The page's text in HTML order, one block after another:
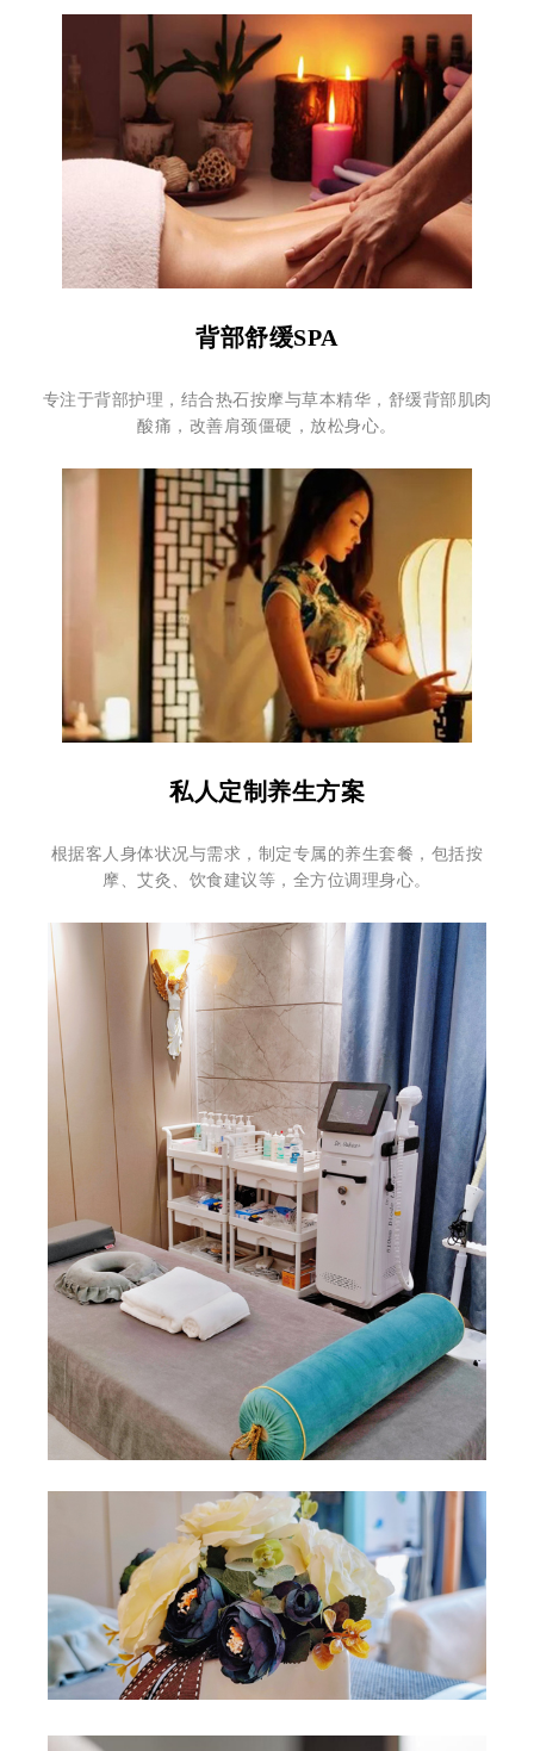
背部舒缓SPA
专注于背部护理，结合热石按摩与草本精华，舒缓背部肌肉
酸痛，改善肩颈僵硬，放松身心。
私人定制养生方案
根据客人身体状况与需求，制定专属的养生套餐，包括按
摩、艾灸、饮食建议等，全方位调理身心。